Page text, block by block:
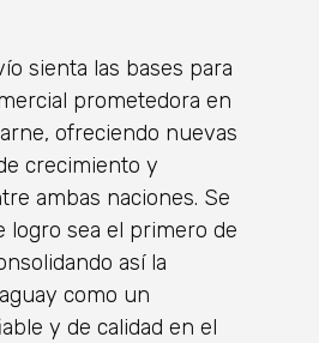
sienta las bases para
prometedora en
ofreciendo nuevas
crecimiento y
ambas naciones. Se
logro sea el primero de
así la
como un
y de calidad en el